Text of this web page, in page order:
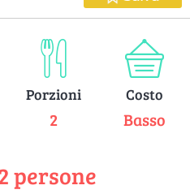
Porzioni
2
Costo
Basso
persone